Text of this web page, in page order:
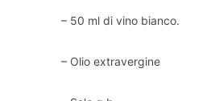
– 50 ml di vino bianco.
– Olio extravergine